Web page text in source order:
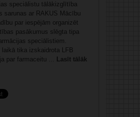
speciālistu tālākizglītība
sarunas ar RAKUS Mācību
par iespējām organizēt
pasākumus slēgta tipa
speciālistiem.
laikā tika izskaidrota LFB
par farmaceitu ... Lasīt tālāk